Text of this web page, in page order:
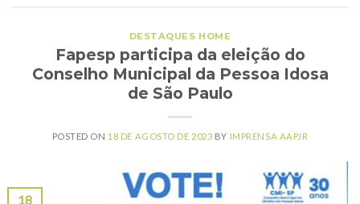
DESTAQUES HOME
Fapesp participa da eleição do
Conselho Municipal da Pessoa Idosa
de São Paulo
POSTED ON 18 DE AGOSTO DE 2023 BY IMPRENSA AAPJR
18